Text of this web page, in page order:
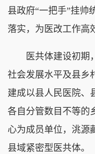
县政府“一把手”挂帅
落实，为医改工作高
医共体建设初期，
社会发展水平及县乡
建成以县人民医院、
各自分管数目不等的
心为成员单位，洮源
县域紧密型医共体。